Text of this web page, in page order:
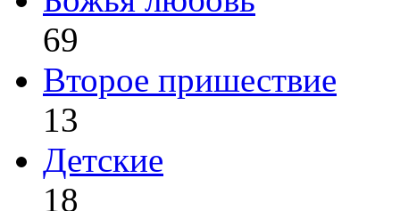
69
Второе пришествие
13
Детские
18